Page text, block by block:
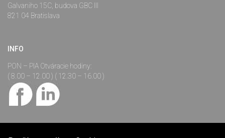
Galvaniho 15C, budova GBC III
821 04 Bratislava
INFO
PON – PIA Otváracie hodiny:
( 8.00 – 12.00 ) ( 12.30 – 16.00 )